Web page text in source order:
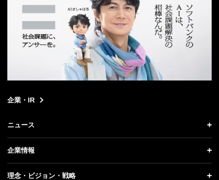
企業・IR
ニュース
ニュース トップ
プレスリリース
企業情報
企業情報 トップ
理念・ビジョン・戦略